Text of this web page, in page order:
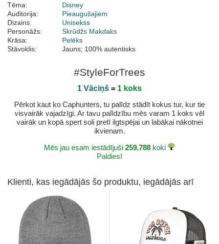
Tēma:
Disney
Auditorija:
Pieaugušajiem
Dizains:
Unisekss
Personāžs:
Skrūdžs Makdaks
Krāsa:
Pelēks
Stāvoklis:
Jauns; 100% autentisks
#StyleForTrees
1 Vāciņš = 1 koks
Pērkot kaut ko Caphunters, tu palīdz stādīt kokus tur, kur tie
visvairāk vajadzīgi. Ar tavu palīdzību mēs varam 1 koks vēl
vairāk un kopā spert soli pretī ilgtspējai un labākai nākotnei
ikvienam.
Mēs jau esam iestādījuši 259.788 koki
Paldies!
Klienti, kas iegādājās šo produktu, iegādājās arī